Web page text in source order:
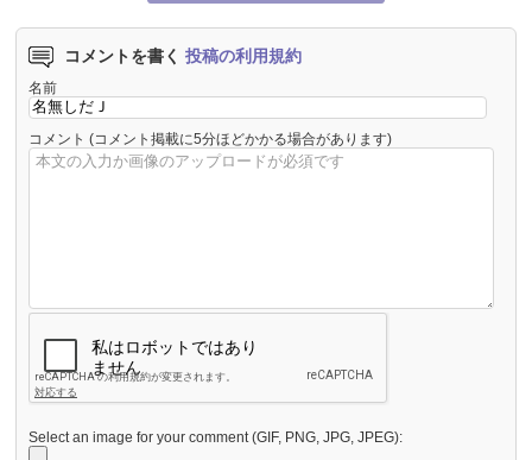
コメントを書く 投稿の利用規約
名前
コメント (コメント掲載に5分ほどかかる場合があります)
Select an image for your comment (GIF, PNG, JPG, JPEG):